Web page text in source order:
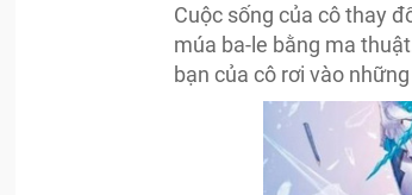
Cuộc sống của cô thay
múa ba-le bằng ma
bạn của cô rơi vào